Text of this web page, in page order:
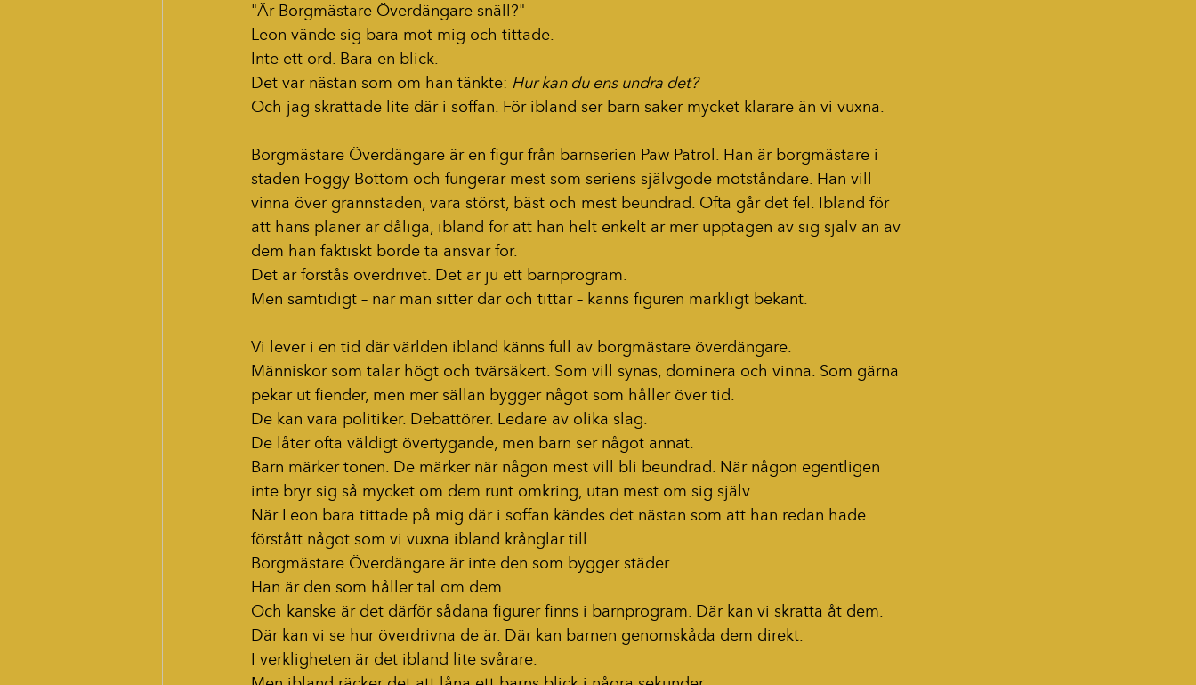
"Är Borgmästare Överdängare snäll?"
Leon vände sig bara mot mig och tittade.
Inte ett ord. Bara en blick.
Det var nästan som om han tänkte: Hur kan du ens undra det?
Och jag skrattade lite där i soffan. För ibland ser barn saker mycket klarare än vi vuxna.
Borgmästare Överdängare är en figur från barnserien Paw Patrol. Han är borgmästare i
staden Foggy Bottom och fungerar mest som seriens självgode motståndare. Han vill
vinna över grannstaden, vara störst, bäst och mest beundrad. Ofta går det fel. Ibland för
att hans planer är dåliga, ibland för att han helt enkelt är mer upptagen av sig själv än av
dem han faktiskt borde ta ansvar för.
Det är förstås överdrivet. Det är ju ett barnprogram.
Men samtidigt – när man sitter där och tittar – känns figuren märkligt bekant.
Vi lever i en tid där världen ibland känns full av borgmästare överdängare.
Människor som talar högt och tvärsäkert. Som vill synas, dominera och vinna. Som gärna
pekar ut fiender, men mer sällan bygger något som håller över tid.
De kan vara politiker. Debattörer. Ledare av olika slag.
De låter ofta väldigt övertygande, men barn ser något annat.
Barn märker tonen. De märker när någon mest vill bli beundrad. När någon egentligen
inte bryr sig så mycket om dem runt omkring, utan mest om sig själv.
När Leon bara tittade på mig där i soffan kändes det nästan som att han redan hade
förstått något som vi vuxna ibland krånglar till.
Borgmästare Överdängare är inte den som bygger städer.
Han är den som håller tal om dem.
Och kanske är det därför sådana figurer finns i barnprogram. Där kan vi skratta åt dem.
Där kan vi se hur överdrivna de är. Där kan barnen genomskåda dem direkt.
I verkligheten är det ibland lite svårare.